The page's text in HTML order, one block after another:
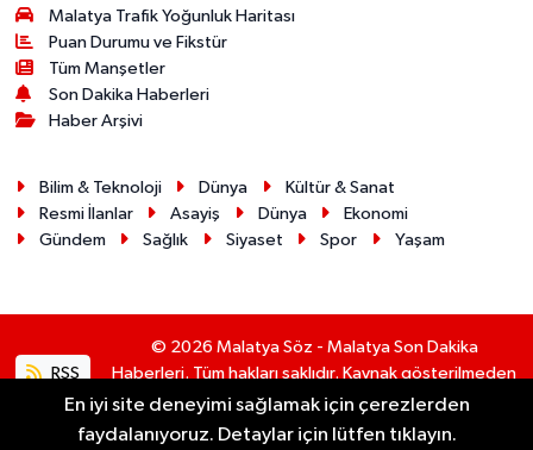
Malatya Trafik Yoğunluk Haritası
Puan Durumu ve Fikstür
Tüm Manşetler
Son Dakika Haberleri
Haber Arşivi
Bilim & Teknoloji Dünya
Kültür & Sanat
Resmi İlanlar
Asayiş Dünya
Ekonomi
Gündem
Sağlık Siyaset Spor Yaşam
RSS
© 2026 Malatya Söz - Malatya Son Dakika
Haberleri. Tüm hakları saklıdır. Kaynak gösterilmeden
alıntı yapılamaz.
En iyi site deneyimi sağlamak için çerezlerden
faydalanıyoruz. Detaylar için lütfen tıklayın.